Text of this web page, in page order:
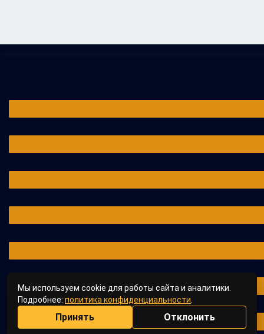
Мы используем cookie для работы сайта и аналитики.
Подробнее: политика конфиденциальности
Принять Отклонить